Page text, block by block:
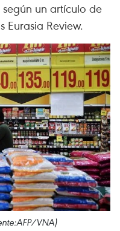
un artículo de
Eurasia Review.
VNA)